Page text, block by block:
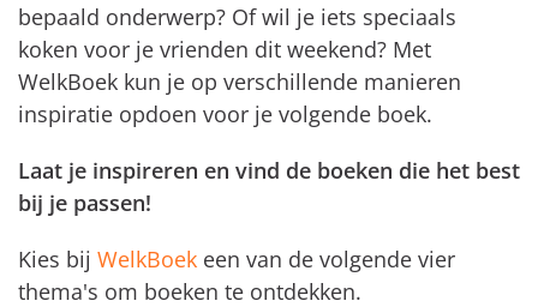
bepaald onderwerp? Of wil je iets speciaals
koken voor je vrienden dit weekend? Met
WelkBoek kun je op verschillende manieren
inspiratie opdoen voor je volgende boek.
Laat je inspireren en vind de boeken die het best
bij je passen!
Kies bij WelkBoek een van de volgende vier
thema's om boeken te ontdekken.